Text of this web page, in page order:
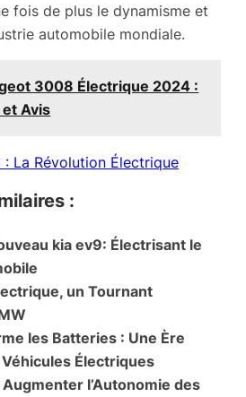
fois de plus le dynamisme et
automobile mondiale.
3008 Électrique 2024 :
Avis
: La Révolution Électrique
:
kia ev9: Électrisant le
un Tournant
les Batteries : Une Ère
Électriques
l’Autonomie des